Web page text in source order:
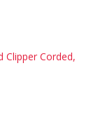
Corded,